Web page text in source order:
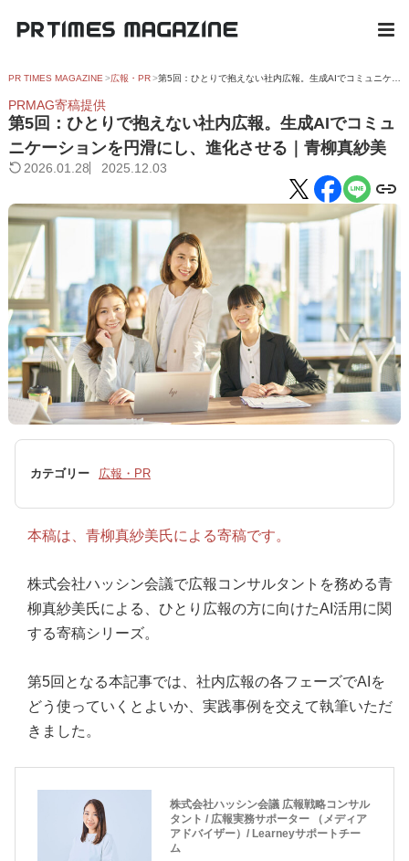
PR TIMES MAGAZINE 広報・PR
PRMAG寄稿提供
第5回：ひとりで抱えない社内広報。生成AIでコミュ
ニケーションを円滑にし、進化させる｜青柳真紗美
2026.01.28 2025.12.03
カテゴリー 広報・PR
本稿は、青柳真紗美氏による寄稿です。
株式会社ハッシン会議で広報コンサルタントを務める青
柳真紗美氏による、ひとり広報の方に向けたAI活用に関
する寄稿シリーズ。
第5回となる本記事では、社内広報の各フェーズでAIを
どう使っていくとよいか、実践事例を交えて執筆いただ
きました。
株式会社ハッシン会議 広報戦略コンサル
タント / 広報実務サポーター （メディア
アドバイザー）/ Learneyサポートチー
ム